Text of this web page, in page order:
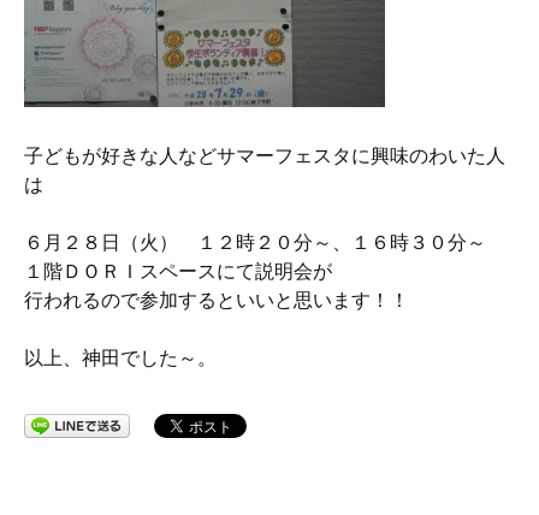
子どもが好きな人などサマーフェスタに興味のわいた人
は
６月２８日（火） １２時２０分～、１６時３０分～
１階ＤＯＲＩスペースにて説明会が
行われるので参加するといいと思います！！
以上、神田でした～。